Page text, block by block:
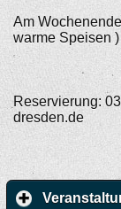
Am
warme Speisen )
Reservierung:
dresden.de